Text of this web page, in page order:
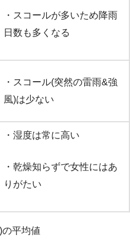
・スコールが多いため降雨
日数も多くなる
・スコール(突然の雷雨&強
風)は少ない
・湿度は常に高い
・乾燥知らずで女性にはあ
りがたい
平均値